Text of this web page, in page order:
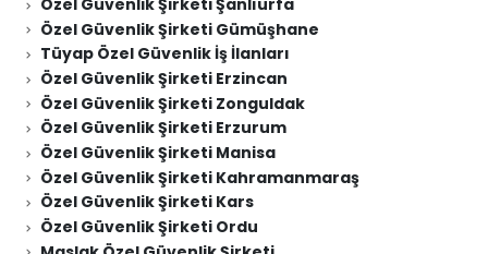
Özel Güvenlik Şirketi Gümüşhane
Tüyap Özel Güvenlik İş İlanları
Özel Güvenlik Şirketi Erzincan
Özel Güvenlik Şirketi Zonguldak
Özel Güvenlik Şirketi Erzurum
Özel Güvenlik Şirketi Manisa
Özel Güvenlik Şirketi Kahramanmaraş
Özel Güvenlik Şirketi Kars
Özel Güvenlik Şirketi Ordu